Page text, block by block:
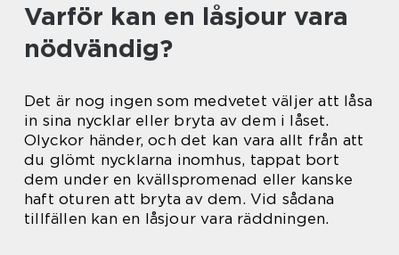
Varför kan en låsjour vara
nödvändig?
Det är nog ingen som medvetet väljer att låsa
in sina nycklar eller bryta av dem i låset.
Olyckor händer, och det kan vara allt från att
du glömt nycklarna inomhus, tappat bort
dem under en kvällspromenad eller kanske
haft oturen att bryta av dem. Vid sådana
tillfällen kan en låsjour vara räddningen.